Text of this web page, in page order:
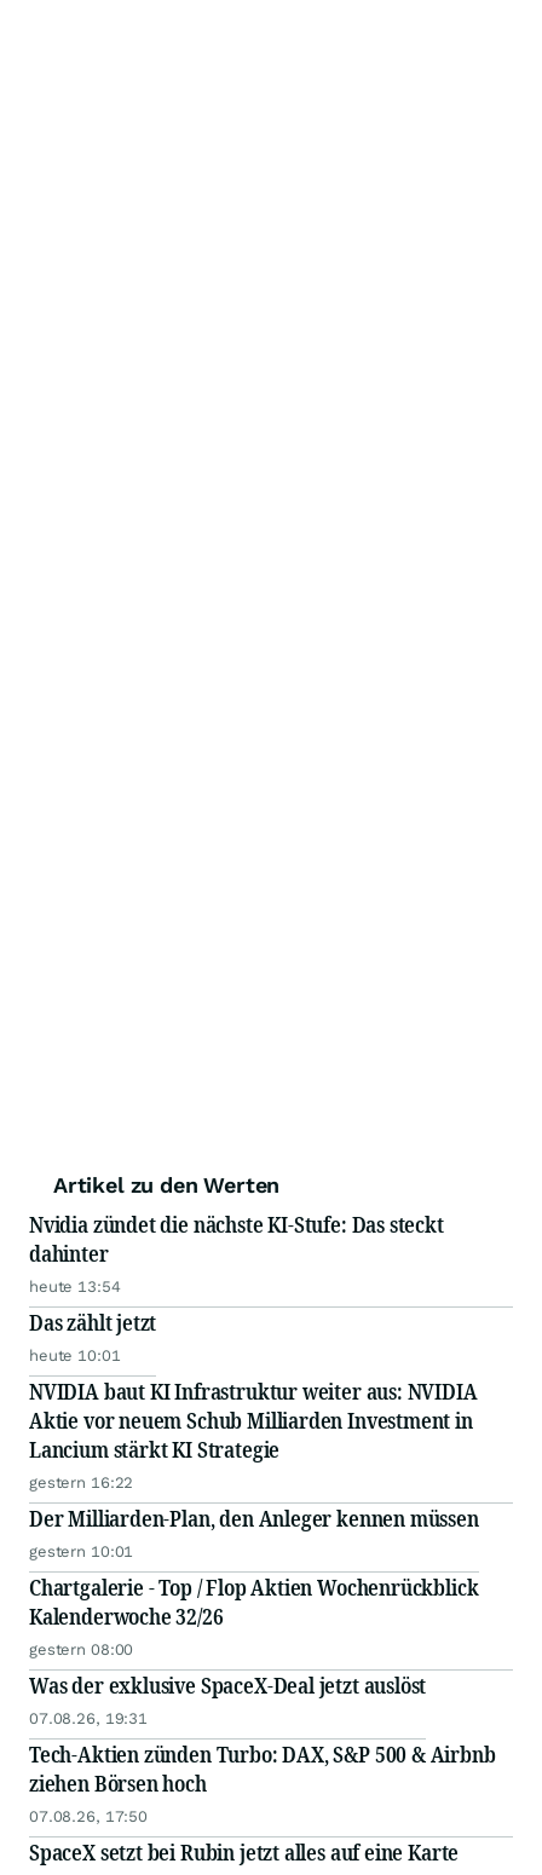
Artikel zu den Werten
Nvidia zündet die nächste KI-Stufe: Das steckt
dahinter
heute 13:54
Das zählt jetzt
heute 10:01
NVIDIA baut KI Infrastruktur weiter aus: NVIDIA
Aktie vor neuem Schub Milliarden Investment in
Lancium stärkt KI Strategie
gestern 16:22
Der Milliarden-Plan, den Anleger kennen müssen
gestern 10:01
Chartgalerie - Top / Flop Aktien Wochenrückblick
Kalenderwoche 32/26
gestern 08:00
Was der exklusive SpaceX-Deal jetzt auslöst
07.08.26, 19:31
Tech-Aktien zünden Turbo: DAX, S&P 500 & Airbnb
ziehen Börsen hoch
07.08.26, 17:50
SpaceX setzt bei Rubin jetzt alles auf eine Karte